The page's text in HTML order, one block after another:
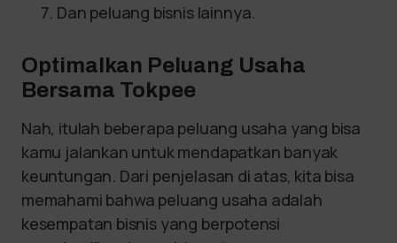
Dan peluang bisnis lainnya.
Optimalkan Peluang Usaha
Bersama Tokpee
Nah, itulah beberapa peluang usaha yang bisa
kamu jalankan untuk mendapatkan banyak
keuntungan. Dari penjelasan di atas, kita bisa
memahami bahwa peluang usaha adalah
kesempatan bisnis yang berpotensi